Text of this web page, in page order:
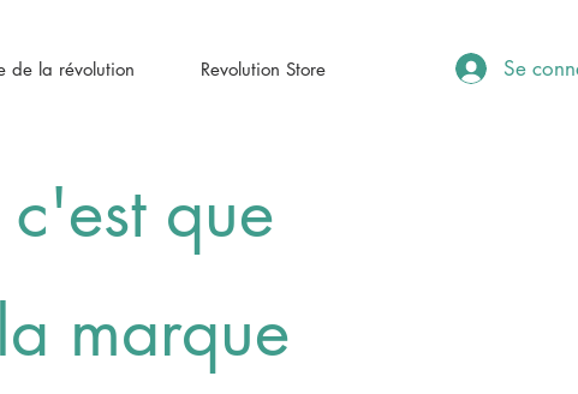
de la révolution Revolution Store Se
que
marque